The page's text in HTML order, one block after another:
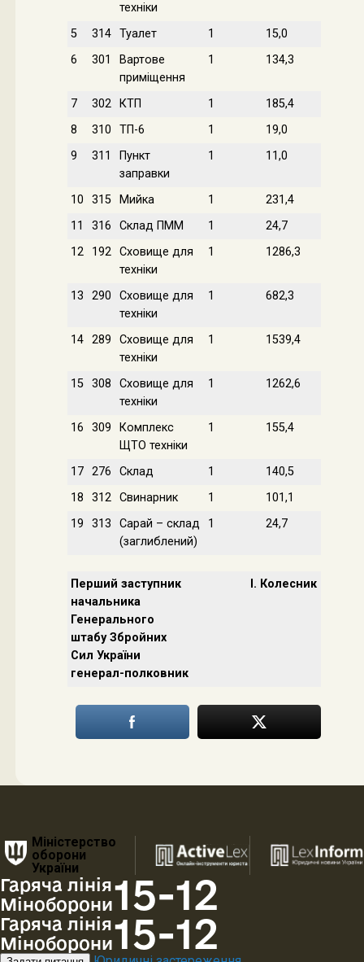
техніки
5 314 Туалет 1
15,0
6
301
Вартове
приміщення
1 134,3
7 302 КТП 1
185,4
8
310 ТП-6 1
19,0
9
311
Пункт
заправки
1 11,0
10 315 Мийка 1
231,4
11
316 Склад ПММ 1
24,7
12
192
Сховище для
техніки
1 1286,3
13 290
Сховище для
техніки
1 682,3
14 289
Сховище для
техніки
1 1539,4
15 308
Сховище для
техніки
1 1262,6
16 309
Комплекс
ЩТО техніки
1 155,4
17 276 Склад 1
140,5
18
312 Свинарник 1
101,1
19
313
Сарай – склад
(заглиблений)
1 24,7
Перший заступник
начальника
Генерального
штабу Збройних
Сил України
генерал-полковник
І. Колесник
Міністерство
оборони
України
Гаряча лінія
Міноборони15-12
Гаряча лінія
Міноборони15-12